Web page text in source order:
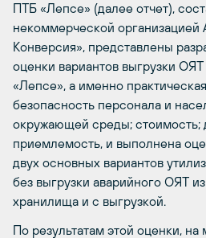
ПТБ «Лепсе» (далее отчет),
некоммерческой
Конверсия», представлены
оценки вариантов выгрузки
«Лепсе», а именно
безопасность персонала и
окружающей среды; стоимость;
приемлемость, и выполнена
двух основных вариантов
без выгрузки аварийного ОЯТ
хранилища и с выгрузкой.
По результатам этой оценки, на